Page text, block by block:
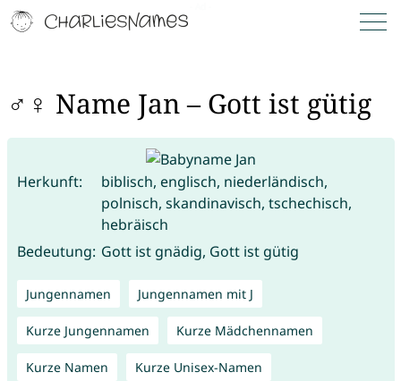
♂♀ Name Jan – Gott ist gütig
Herkunft:
biblisch, englisch, niederländisch,
polnisch, skandinavisch, tschechisch,
hebräisch
Bedeutung: Gott ist gnädig, Gott ist gütig
Jungennamen Jungennamen mit J
Kurze Jungennamen Kurze Mädchennamen
Kurze Namen Kurze Unisex-Namen